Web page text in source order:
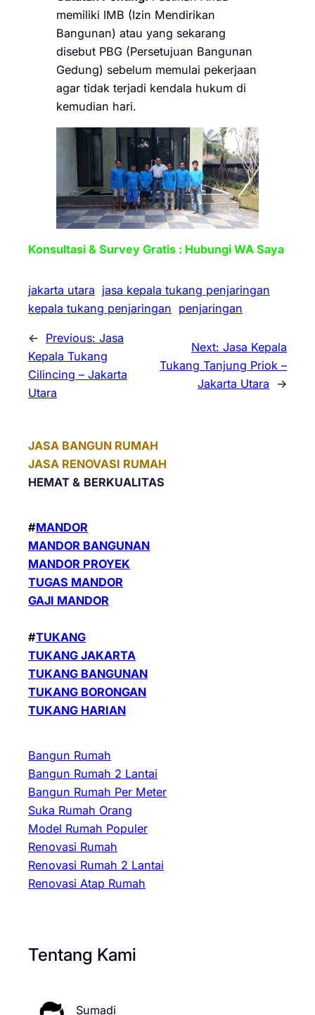
memiliki IMB (Izin Mendirikan
Bangunan) atau yang sekarang
disebut PBG (Persetujuan Bangunan
Gedung) sebelum memulai pekerjaan
agar tidak terjadi kendala hukum di
kemudian hari.
Konsultasi & Survey Gratis : Hubungi WA Saya
jakarta utara jasa kepala tukang penjaringan
kepala tukang penjaringan penjaringan
← Previous: Jasa
Kepala Tukang
Cilincing – Jakarta
Utara
Next: Jasa Kepala
Tukang Tanjung Priok –
Jakarta Utara
→
JASA BANGUN RUMAH
JASA RENOVASI RUMAH
HEMAT & BERKUALITAS
#MANDOR
MANDOR BANGUNAN
MANDOR PROYEK
TUGAS MANDOR
GAJI MANDOR
#TUKANG
TUKANG JAKARTA
TUKANG BANGUNAN
TUKANG BORONGAN
TUKANG HARIAN
Bangun Rumah
Bangun Rumah 2 Lantai
Bangun Rumah Per Meter
Suka Rumah Orang
Model Rumah Populer
Renovasi Rumah
Renovasi Rumah 2 Lantai
Renovasi Atap Rumah
Tentang Kami
Sumadi